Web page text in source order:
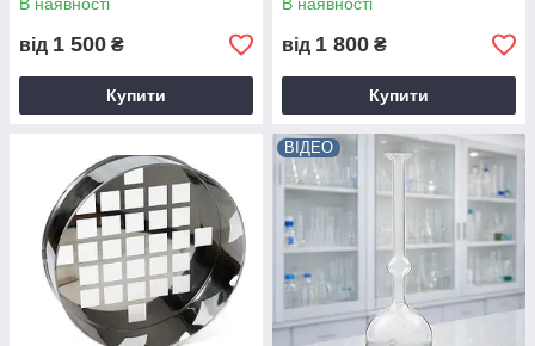
від 1 500 ₴
Купити
від 1 800 ₴
Купити
ВІДЕО